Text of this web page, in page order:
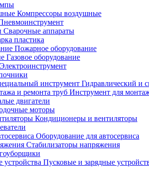
Компрессоры воздушные
Сварочные аппараты
пластика
Пожарное оборудование
Газовое оборудование
Электроинструмент
Гидравлический и
Инструмент для
двигатели
моторы
Кондиционеры и вентиляторы
Оборудование для автосервиса
Стабилизаторы напряжения
Пусковые и зарядные